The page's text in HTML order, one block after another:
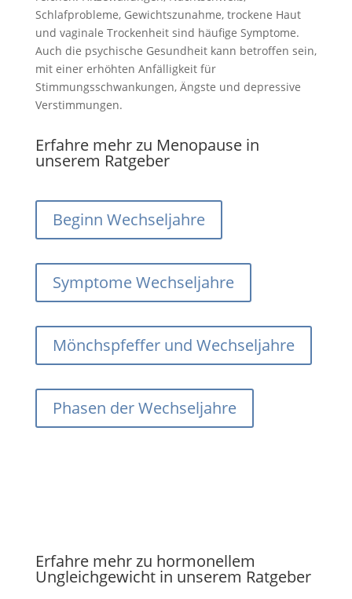
Schlafprobleme, Gewichtszunahme, trockene Haut
und vaginale Trockenheit sind häufige Symptome.
Auch die psychische Gesundheit kann betroffen sein,
mit einer erhöhten Anfälligkeit für
Stimmungsschwankungen, Ängste und depressive
Verstimmungen.
Erfahre mehr zu Menopause in
unserem Ratgeber
Beginn Wechseljahre
Symptome Wechseljahre
Mönchspfeffer und Wechseljahre
Phasen der Wechseljahre
Erfahre mehr zu hormonellem
Ungleichgewicht in unserem Ratgeber